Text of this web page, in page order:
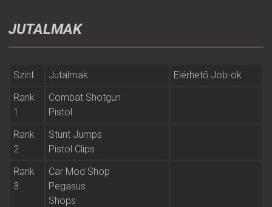
JUTALMAK
Szint Jutalmak
Elérhető Job-ok
Rank
1
Combat Shotgun
Pistol
Rank
2
Stunt Jumps
Pistol Clips
Rank
3
Car Mod Shop
Pegasus
Shops